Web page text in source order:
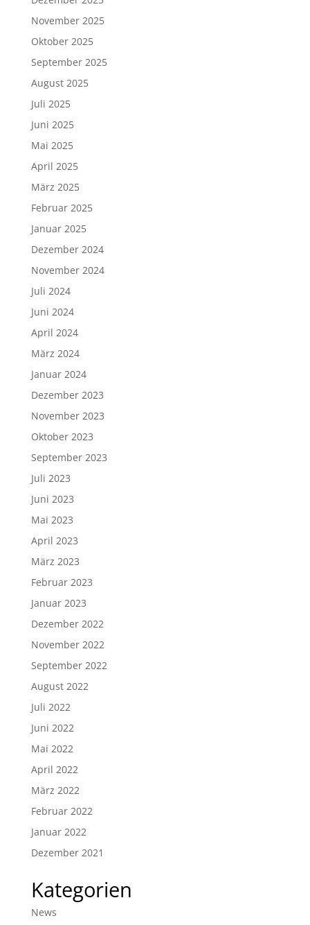
November 2025
Oktober 2025
September 2025
August 2025
Juli 2025
Juni 2025
Mai 2025
April 2025
März 2025
Februar 2025
Januar 2025
Dezember 2024
November 2024
Juli 2024
Juni 2024
April 2024
März 2024
Januar 2024
Dezember 2023
November 2023
Oktober 2023
September 2023
Juli 2023
Juni 2023
Mai 2023
April 2023
März 2023
Februar 2023
Januar 2023
Dezember 2022
November 2022
September 2022
August 2022
Juli 2022
Juni 2022
Mai 2022
April 2022
März 2022
Februar 2022
Januar 2022
Dezember 2021
Kategorien
News